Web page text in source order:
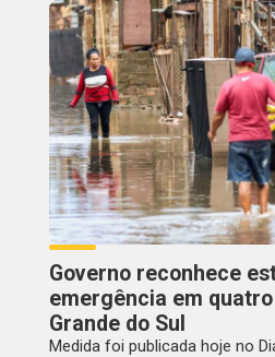
Governo reconhece
emergência em
Grande do Sul
Medida foi publicada hoje no